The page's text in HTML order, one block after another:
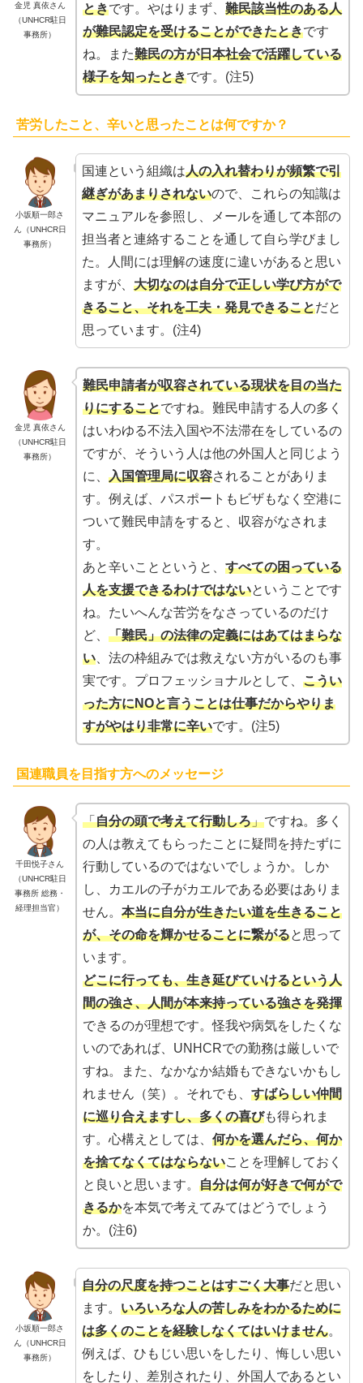
金児 真依さん
（UNHCR駐日
事務所）
ときです。やはりまず、 難民該当性のある人
が難民認定を受けることができたときです
ね。また難民の方が日本社会で活躍している
様子を知ったときです。(注5)
苦労したこと、辛いと思ったことは何ですか？
小坂順一郎さ
ん（UNHCR日
事務所）
国連という組織は人の入れ替わりが頻繁で引
継ぎがあまりされないので、これらの知識は
マニュアルを参照し、メールを通して本部の
担当者と連絡することを通して自ら学びまし
た。人間には理解の速度に違いがあると思い
ますが、 大切なのは自分で正しい学び方がで
きること、それを工夫・発見できることだと
思っています。(注4)
金児 真依さん
（UNHCR駐日
事務所）
難民申請者が収容されている現状を目の当た
りにすることですね。難民申請する人の多く
はいわゆる不法入国や不法滞在をしているの
ですが、そういう人は他の外国人と同じよう
に、 入国管理局に収容されることがありま
す。例えば、パスポートもビザもなく空港に
ついて難民申請をすると、収容がなされま
す。
あと辛いことというと、 すべての困っている
人を支援できるわけではないということです
ね。たいへんな苦労をなさっているのだけ
ど、 「難民」の法律の定義にはあてはまらな
い、法の枠組みでは救えない方がいるのも事
実です。プロフェッショナルとして、 こうい
った方にNOと言うことは仕事だからやりま
すがやはり非常に辛いです。(注5)
国連職員を目指す方へのメッセージ
千田悦子さん
（UNHCR駐日
事務所 総務・
経理担当官）
「自分の頭で考えて行動しろ」ですね。多く
の人は教えてもらったことに疑問を持たずに
行動しているのではないでしょうか。しか
し、カエルの子がカエルである必要はありま
せん。 本当に自分が生きたい道を生きること
が、その命を輝かせることに繋がると思って
います。
どこに行っても、生き延びていけるという人
間の強さ、人間が本来持っている強さを発揮
できるのが理想です。怪我や病気をしたくな
いのであれば、UNHCRでの勤務は厳しいで
すね。また、なかなか結婚もできないかもし
れません（笑）。それでも、 すばらしい仲間
に巡り合えますし、多くの喜びも得られま
す。心構えとしては、 何かを選んだら、何か
を捨てなくてはならないことを理解しておく
と良いと思います。 自分は何が好きで何がで
きるかを本気で考えてみてはどうでしょう
か。(注6)
小坂順一郎さ
ん（UNHCR日
事務所）
自分の尺度を持つことはすごく大事だと思い
ます。 いろいろな人の苦しみをわかるために
は多くのことを経験しなくてはいけません。
例えば、ひもじい思いをしたり、悔しい思い
をしたり、差別されたり、外国人であるとい